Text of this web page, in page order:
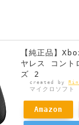
【純正品】
ヤレス コント
ズ 2
created by
マイクロソフト
Amazon